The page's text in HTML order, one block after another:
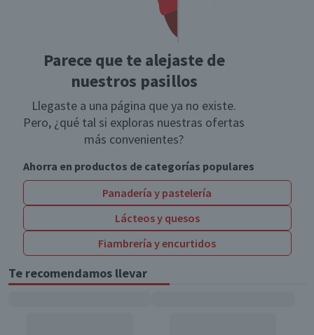
Parece que te alejaste de
nuestros pasillos
Llegaste a una página que ya no existe.
Pero, ¿qué tal si exploras nuestras ofertas
más convenientes?
Ahorra en productos de categorías populares
Panadería y pastelería
Lácteos y quesos
Fiambrería y encurtidos
Te recomendamos llevar